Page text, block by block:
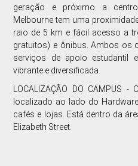
geração e próximo a
Melbourne tem uma
raio de 5 km e fácil acesso a
gratuitos) e ônibus. Ambos os
serviços de apoio estudantil
vibrante e diversificada.
LOCALIZAÇÃO DO CAMPUS
localizado ao lado do
cafés e lojas. Está dentro da
Elizabeth Street.